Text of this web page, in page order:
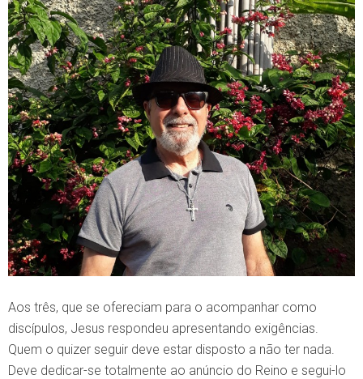
Aos três, que se ofereciam para o acompanhar como
discípulos, Jesus respondeu apresentando exigências.
Quem o quizer seguir deve estar disposto a não ter nada.
Deve dedicar-se totalmente ao anúncio do Reino e segui-lo